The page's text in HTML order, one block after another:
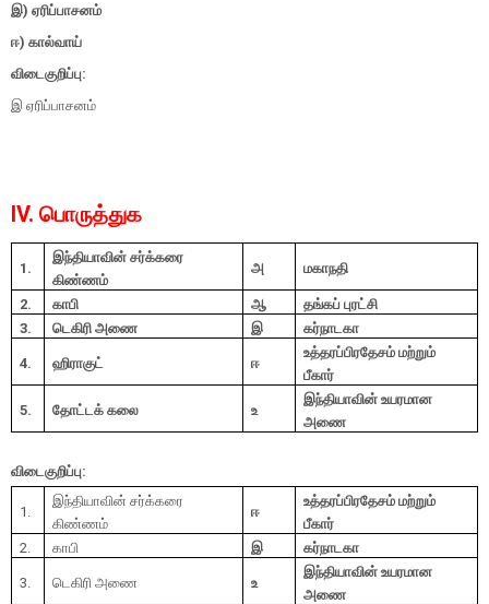
இ) ஏரிப்பாசனம்
ஈ) கால்வாய்
விடைகுறிப்பு:
இ ஏரிப்பாசனம்
IV. பொருத்துக
1.
இந்தியாவின் சர்க்கரை
கிண்ணம்
அ மகாநதி
2. காபி ஆ
தங்கப் புரட்சி
3.
டெகிரி அணை இ கர்நாடகா
4. ஹிராகுட் ஈ
உத்தரப்பிரதேசம் மற்றும்
பீகார்
5. தோட்டக் கலை உ
இந்தியாவின் உயரமான
அணை
விடைகுறிப்பு:
1.
இந்தியாவின் சர்க்கரை
கிண்ணம்
ஈ
உத்தரப்பிரதேசம் மற்றும்
பீகார்
2.
காபி இ கர்நாடகா
3. டெகிரி அணை உ
இந்தியாவின் உயரமான
அணை